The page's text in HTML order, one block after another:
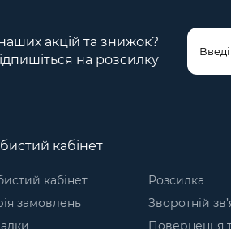
акцій та знижок?
на розсилку
кабінет
кабінет
замовлень
Розсилка
Зворотній
Повернення